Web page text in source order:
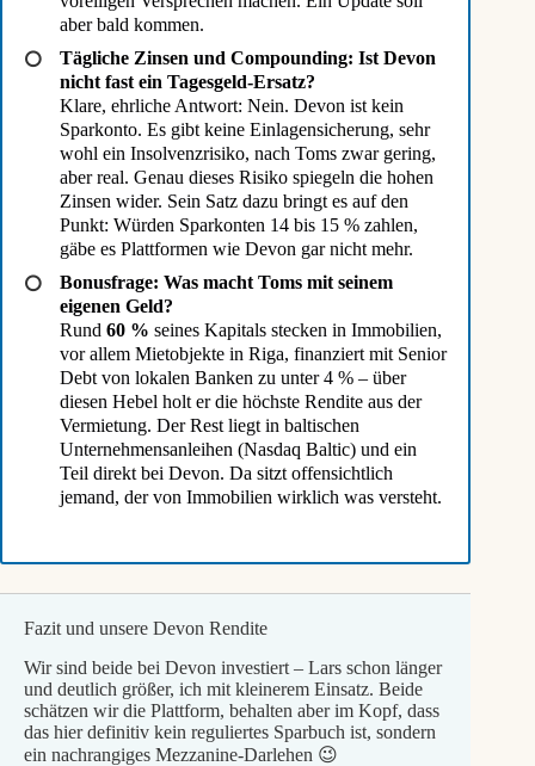
aber bald kommen.
Tägliche Zinsen und Compounding: Ist Devon
nicht fast ein Tagesgeld-Ersatz?
Klare, ehrliche Antwort: Nein. Devon ist kein
Sparkonto. Es gibt keine Einlagensicherung, sehr
wohl ein Insolvenzrisiko, nach Toms zwar gering,
aber real. Genau dieses Risiko spiegeln die hohen
Zinsen wider. Sein Satz dazu bringt es auf den
Punkt: Würden Sparkonten 14 bis 15 % zahlen,
gäbe es Plattformen wie Devon gar nicht mehr.
Bonusfrage: Was macht Toms mit seinem
eigenen Geld?
Rund 60 % seines Kapitals stecken in Immobilien,
vor allem Mietobjekte in Riga, finanziert mit Senior
Debt von lokalen Banken zu unter 4 % – über
diesen Hebel holt er die höchste Rendite aus der
Vermietung. Der Rest liegt in baltischen
Unternehmensanleihen (Nasdaq Baltic) und ein
Teil direkt bei Devon. Da sitzt offensichtlich
jemand, der von Immobilien wirklich was versteht.
Fazit und unsere Devon Rendite
Wir sind beide bei Devon investiert – Lars schon länger
und deutlich größer, ich mit kleinerem Einsatz. Beide
schätzen wir die Plattform, behalten aber im Kopf, dass
das hier definitiv kein reguliertes Sparbuch ist, sondern
ein nachrangiges Mezzanine-Darlehen 😉